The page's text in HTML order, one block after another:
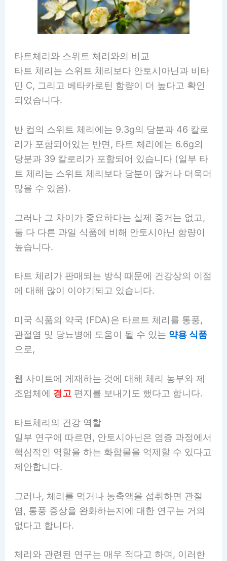
타트체리와 스위트 체리와의 비교
타트 체리는 스위트 체리보다 안토시아닌과 비타
민 C, 그리고 베타카로틴 함량이 더 높다고 확인
되었습니다.
반 컵의 스위트 체리에는 9.3g의 당분과 46 칼로
리가 포함되어있는 반면, 타트 체리에는 6.6g의
당분과 39 칼로리가 포함되어 있습니다 (일부 타
트 체리는 스위트 체리보다 당분이 많거나 더욱더
많을 수 있음).
그러나 그 차이가 중요하다는 실제 증거는 없고,
둘 다 다른 과일 식품에 비해 안토시아닌 함량이
높습니다.
타트 체리가 판매되는 방식 때문에 건강상의 이점
에 대해 많이 이야기되고 있습니다.
미국 식품의 약국 (FDA)은 타르트 체리를 통풍,
관절염 및 당뇨병에 도움이 될 수 있는 약용 식품
으로,
웹 사이트에 게재하는 것에 대해 체리 농부와 제
조업체에 경고편지를 보내기도 했다고 합니다.
타트체리의 건강 역할
일부 연구에 따르면, 안토시아닌은 염증 과정에서
핵심적인 역할을 하는 화합물을 억제할 수 있다고
제안합니다.
그러나, 체리를 먹거나 농축액을 섭취하면 관절
염, 통풍 증상을 완화하는지에 대한 연구는 거의
없다고 합니다.
체리와 관련된 연구는 매우 적다고 하며, 이러한